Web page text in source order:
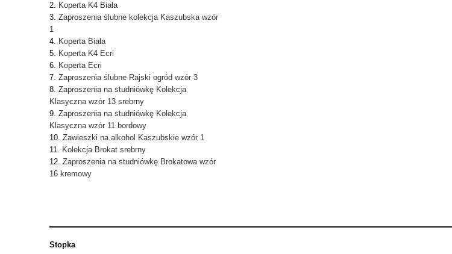
Koperta K4 Biała
Zaproszenia ślubne kolekcja Kaszubska wzór
1
Koperta Biała
Koperta K4 Ecri
Koperta Ecri
Zaproszenia ślubne Rajski ogród wzór 3
Zaproszenia na studniówkę Kolekcja
Klasyczna wzór 13 srebrny
Zaproszenia na studniówkę Kolekcja
Klasyczna wzór 11 bordowy
Zawieszki na alkohol Kaszubskie wzór 1
Kolekcja Brokat srebrny
Zaproszenia na studniówkę Brokatowa wzór
16 kremowy
Stopka